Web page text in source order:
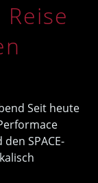
Seit heute
SPACE-